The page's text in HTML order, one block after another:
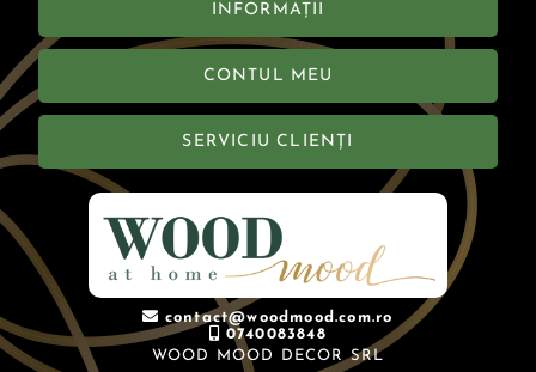
INFORMAȚII
CONTUL MEU
SERVICIU CLIENȚI
contact@woodmood.com.ro
0740083848
WOOD MOOD DECOR SRL